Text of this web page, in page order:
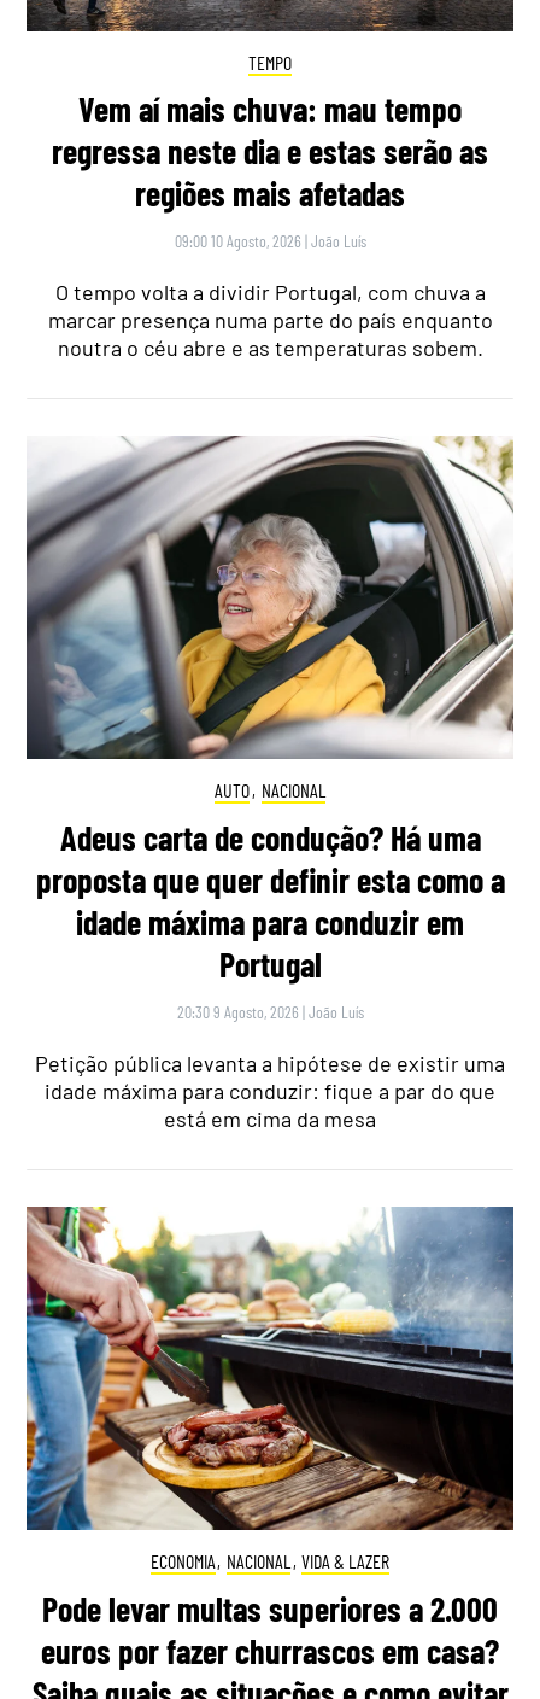
TEMPO
Vem aí mais chuva: mau tempo
regressa neste dia e estas serão as
regiões mais afetadas
09:00 10 Agosto, 2026 |João Luís
O tempo volta a dividir Portugal, com chuva a
marcar presença numa parte do país enquanto
noutra o céu abre e as temperaturas sobem.
AUTO, NACIONAL
Adeus carta de condução? Há uma
proposta que quer definir esta como a
idade máxima para conduzir em
Portugal
20:30 9 Agosto, 2026 |João Luís
Petição pública levanta a hipótese de existir uma
idade máxima para conduzir: fique a par do que
está em cima da mesa
ECONOMIA, NACIONAL , VIDA & LAZER
Pode levar multas superiores a 2.000
euros por fazer churrascos em casa?